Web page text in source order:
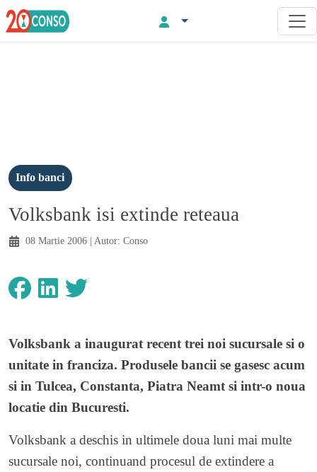
Info banci
Volksbank isi extinde reteaua
08 Martie 2006 | Autor: Conso
Volksbank a inaugurat recent trei noi sucursale si o
unitate in franciza. Produsele bancii se gasesc acum
si in Tulcea, Constanta, Piatra Neamt si intr-o noua
locatie din Bucuresti.
Volksbank a deschis in ultimele doua luni mai multe
sucursale noi, continuand procesul de extindere a